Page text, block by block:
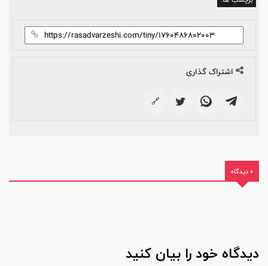
اشتراک گذاری
🔗
0 دیدگاه
دیدگاه خود را بیان کنید